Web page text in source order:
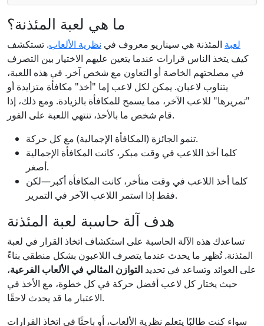
ما هي لعبة المئذنة؟
لعبة المئذنة هي سيناريو معروف في نظرية الألعاب. تستكشف
كيف يتخذ الناس قرارات عندما يتعين عليهم الاختيار بين التصرف
في مصلحتهم الخاصة أو التعاون مع شخص آخر. في هذه اللعبة،
يتناوب لاعبان. يمكن لكل لاعب إما "أخذ" مكافأة متزايدة أو
"تمريرها" للاعب الآخر، مما يسمح للمكافأة بالزيادة. ومع ذلك، إذا
قام شخص ما بالأخذ، تنتهي اللعبة على الفور.
تنمو الجائزة (المكافأة الإجمالية) مع كل حركة.
كلما أخذ اللاعب في وقت مبكر، كانت المكافأة الإجمالية
أصغر.
كلما أخذ اللاعب في وقت متأخر، كانت المكافأة أكبر—لكن
فقط إذا استمر اللاعب الآخر في التمرير.
هدف آلة حاسبة لعبة المئذنة
تساعدك هذه الآلة الحاسبة على استكشاف اتخاذ القرار في لعبة
المئذنة. تُظهر ما يحدث عندما يتصرف اللاعبون بشكل منطقي بناءً
على العوائد وتساعد في تحديد التوازن المثالي في الألعاب الفرعية،
حيث يختار كل لاعب أفضل حركة في كل خطوة، مع الأخذ في
الاعتبار ما قد يحدث لاحقًا.
سواء كنت طالبًا يتعلم نظرية الألعاب، أو باحثًا في اتخاذ القرارات